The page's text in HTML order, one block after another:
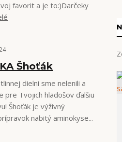
favorit a je to:)Darčeky
Šhoťák
dielni sme nelenili a
pre Tvojich hladošov ďalšiu
Šhoťák je výživný
nabitý aminokyse...